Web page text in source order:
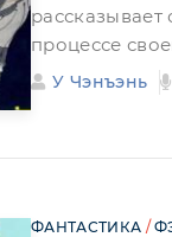
процессе
У Чэнъэнь
ФАНТАСТИКА /